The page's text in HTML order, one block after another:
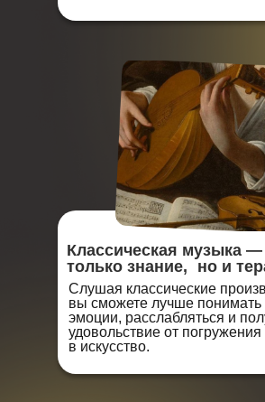
Классическая музыка —
только знание, но и
Слушая классические
вы сможете лучше понимать
эмоции, расслабляться и
удовольствие от погружения
в искусство.